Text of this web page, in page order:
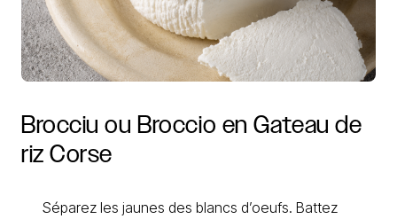
Brocciu ou Broccio en Gateau de
riz Corse
Séparez les jaunes des blancs d’oeufs. Battez